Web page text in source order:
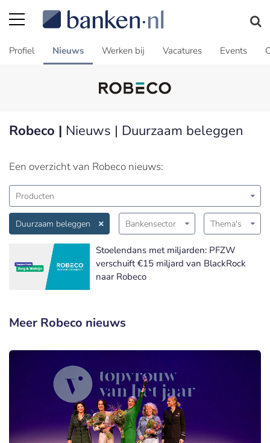
Profiel Nieuws Werken bij Vacatures Events
Robeco | Nieuws | Duurzaam beleggen
Een overzicht van Robeco nieuws:
Producten
Duurzaam beleggen Bankensector Thema's
Stoelendans met miljarden: PFZW
verschuift €15 miljard van BlackRock
naar Robeco
Meer Robeco nieuws